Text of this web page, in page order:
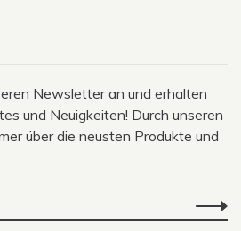
Newsletter an und erhalten
und Neuigkeiten! Durch unseren
über die neusten Produkte und